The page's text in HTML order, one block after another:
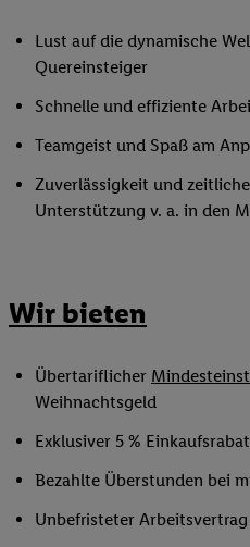
Lust auf die dynamische
Quereinsteiger
Schnelle und effiziente
Teamgeist und Spaß am
Zuverlässigkeit und
Unterstützung v. a. in den
Wir bieten
Übertariflicher
Weihnachtsgeld
Exklusiver 5 %
Bezahlte Überstunden bei
Unbefristeter